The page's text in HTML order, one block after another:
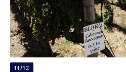
11/12